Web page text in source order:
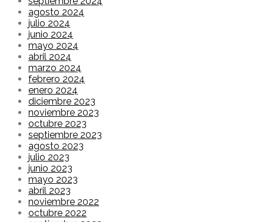
agosto 2024
julio 2024
junio 2024
mayo 2024
abril 2024
marzo 2024
febrero 2024
enero 2024
diciembre 2023
noviembre 2023
octubre 2023
septiembre 2023
agosto 2023
julio 2023
junio 2023
mayo 2023
abril 2023
noviembre 2022
octubre 2022